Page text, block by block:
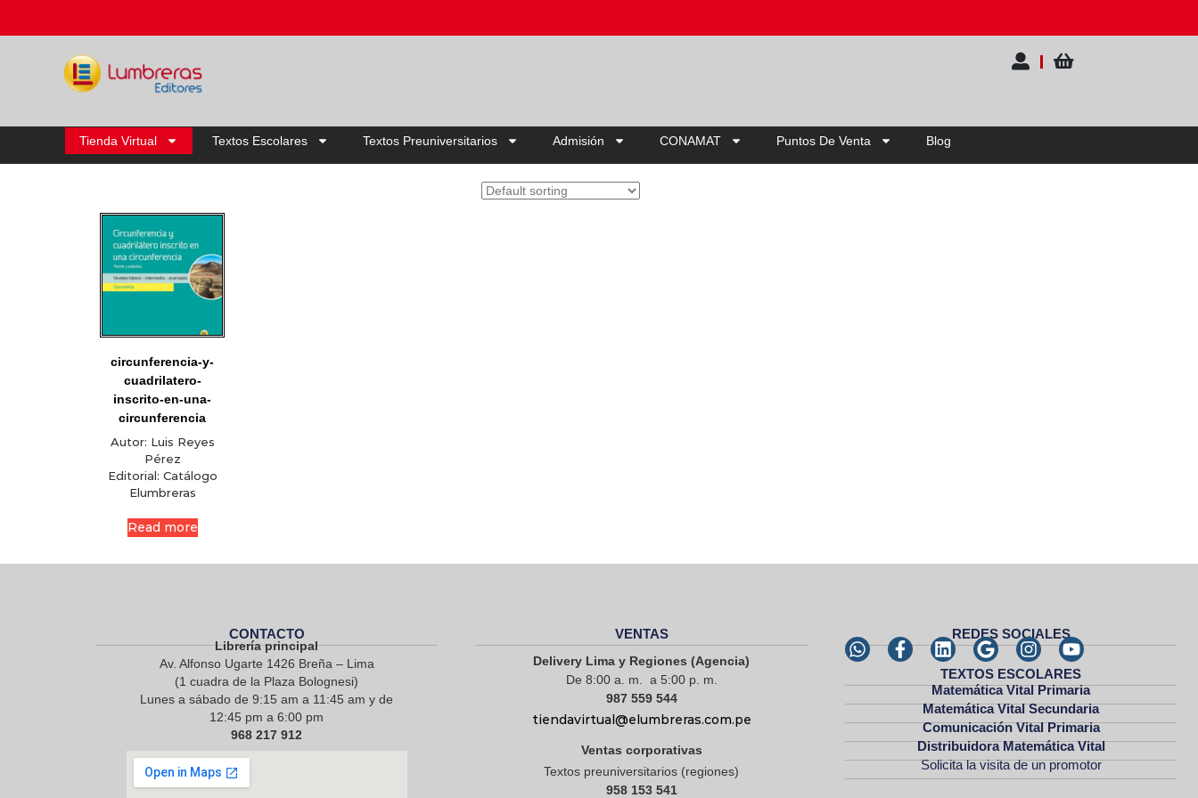
Tienda Virtual Textos Escolares Textos Preuniversitarios Admisión CONAMAT Puntos De Venta Blog
circunferencia-y-
cuadrilatero-
inscrito-en-una-
circunferencia
Autor: Luis Reyes
Pérez
Editorial: Catálogo
Elumbreras
Read more
CONTACTO
Librería principal
Av. Alfonso Ugarte 1426 Breña – Lima
(1 cuadra de la Plaza Bolognesi)
Lunes a sábado de 9:15 am a 11:45 am y de
12:45 pm a 6:00 pm
968 217 912
VENTAS
Delivery Lima y Regiones (Agencia)
De 8:00 a. m. a 5:00 p. m.
987 559 544
tiendavirtual@elumbreras.com.pe
Ventas corporativas
Textos preuniversitarios (regiones)
958 153 541
REDES SOCIALES
TEXTOS ESCOLARES
Matemática Vital Primaria
Matemática Vital Secundaria
Comunicación Vital Primaria
Distribuidora Matemática Vital
Solicita la visita de un promotor